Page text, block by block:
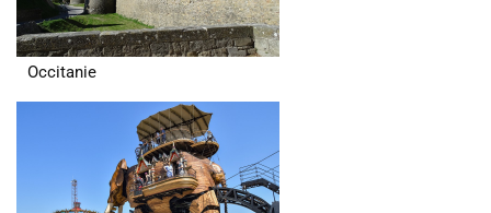
Occitanie